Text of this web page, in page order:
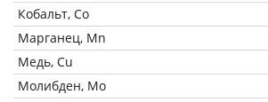
Кобальт, Co
Марганец, Mn
Медь, Cu
Молибден, Mo